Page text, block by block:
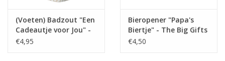
(Voeten) Badzout "Een
Cadeautje voor Jou" -
The Big Gifts
€4,95
Bieropener "Papa's
Biertje" - The Big Gifts
€4,50